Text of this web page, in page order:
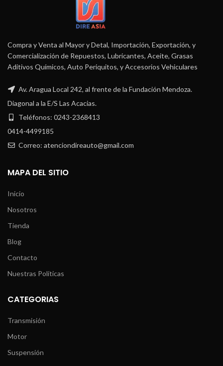
Compra y Venta al Mayor y Detal, Importación, Exportación, y
Comercialización de Repuestos, Lubricantes, Aceite, Grasas
Aditivos Químicos, Auto Periquitos, y Accesorios Vehiculares
Av. Aragua Local 242, al frente de la Fundación Mendoza.
Diagonal a la E/S Las Acacias.
Teléfonos: 0243-2368413
0414-4499185
Correo: atenciondireauto@gmail.com
MAPA DEL SITIO
Inicio
Nosotros
Tienda
Blog
Contacto
Nuestras Políticas
CATEGORIAS
Transmisión
Motor
Suspensión